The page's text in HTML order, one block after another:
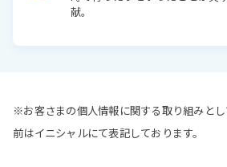
献。
※お客さまの個人情報に関する取り組みと
前はイニシャルにて表記しております。